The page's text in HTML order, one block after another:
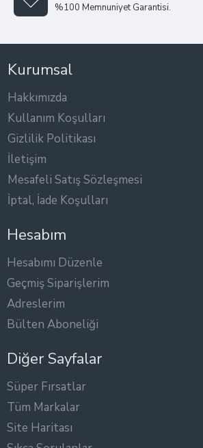
%100 Memnuniyet Garantisi.
Kurumsal
Hakkımızda
Kullanım Koşulları
Gizlilik Politikası
İletişim
Mesafeli Satış Sözleşmesi
İptal, İade Koşulları
Hesabım
Hesabımı Düzenle
Geçmiş Siparişlerim
Adreslerim
Bülten Aboneliği
Diğer Sayfalar
Süper Fırsatlar
Tüm Markalar
Site Haritası